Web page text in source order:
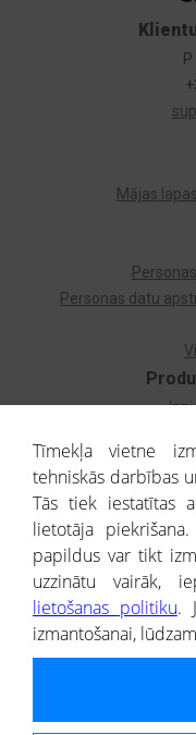
Mājas
Personas datu
® CREDITREFORM Latvija
SIA
Portāla ietvaros saņemtajai
Tīmekļa vietne
tehniskās darbības
Tās tiek iestatītas
lietotāja
papildus var tikt
uzzinātu vairāk,
lietošanas politiku.
izmantošanai,